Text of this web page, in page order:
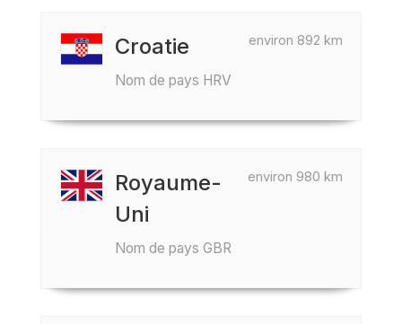
environ 892 km
Croatie
Nom de pays HRV
environ 980 km
Royaume-
Uni
Nom de pays GBR